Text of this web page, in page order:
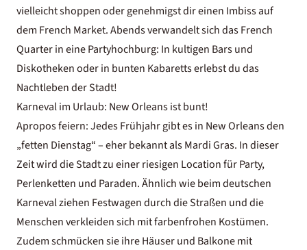
vielleicht shoppen oder genehmigst dir einen Imbiss auf
dem French Market. Abends verwandelt sich das French
Quarter in eine Partyhochburg: In kultigen Bars und
Diskotheken oder in bunten Kabaretts erlebst du das
Nachtleben der Stadt!
Karneval im Urlaub: New Orleans ist bunt!
Apropos feiern: Jedes Frühjahr gibt es in New Orleans den
„fetten Dienstag“ – eher bekannt als Mardi Gras. In dieser
Zeit wird die Stadt zu einer riesigen Location für Party,
Perlenketten und Paraden. Ähnlich wie beim deutschen
Karneval ziehen Festwagen durch die Straßen und die
Menschen verkleiden sich mit farbenfrohen Kostümen.
Zudem schmücken sie ihre Häuser und Balkone mit